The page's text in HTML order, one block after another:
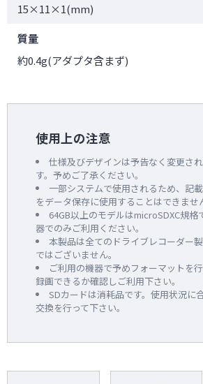
15×11×1(mm)
質量
約0.4g(アダプタ含まず)
使用上の注意
仕様及びデザインは予告なく変更さ
す。予めご了承ください。
一部システムで使用されるため、記
をデータ保存に使用することはできませ
64GB以上のモデルはmicroSDXC規格
器でのみご利用ください。
本製品は全てのドライブレコーダー
ではございません。
ご利用の機器で予めフォーマットを
録画できるか確認しご利用下さい。
SDカードは消耗品です。使用状況に
交換を行って下さい。